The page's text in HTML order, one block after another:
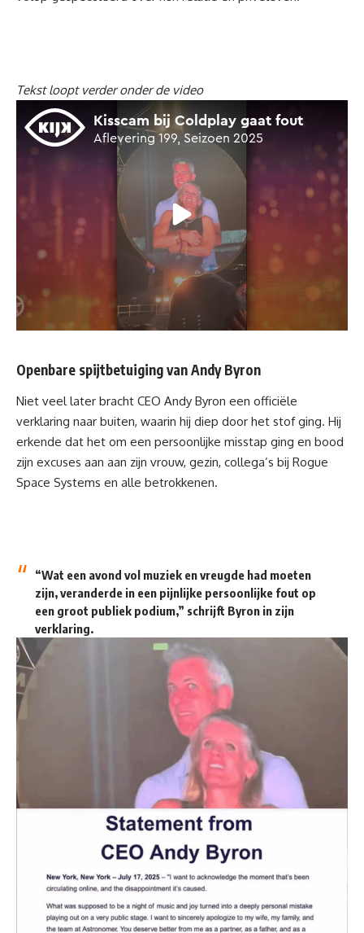
Tekst loopt verder onder de video
Openbare spijtbetuiging van Andy Byron
Niet veel later bracht CEO Andy Byron een officiële
verklaring naar buiten, waarin hij diep door het stof ging. Hij
erkende dat het om een persoonlijke misstap ging en bood
zijn excuses aan aan zijn vrouw, gezin, collega’s bij Rogue
Space Systems en alle betrokkenen.
“Wat een avond vol muziek en vreugde had moeten
zijn, veranderde in een pijnlijke persoonlijke fout op
een groot publiek podium,” schrijft Byron in zijn
verklaring.